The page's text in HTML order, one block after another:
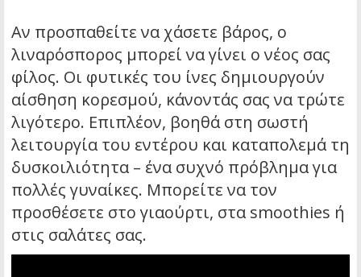
Αν προσπαθείτε να χάσετε βάρος, ο
λιναρόσπορος μπορεί να γίνει ο νέος σας
φίλος. Οι φυτικές του ίνες δημιουργούν
αίσθηση κορεσμού, κάνοντάς σας να τρώτε
λιγότερο. Επιπλέον, βοηθά στη σωστή
λειτουργία του εντέρου και καταπολεμά τη
δυσκοιλιότητα – ένα συχνό πρόβλημα για
πολλές γυναίκες. Μπορείτε να τον
προσθέσετε στο γιαούρτι, στα smoothies ή
στις σαλάτες σας.